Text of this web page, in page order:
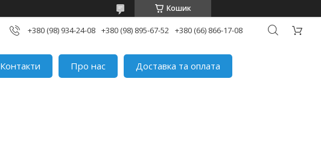
Кошик
+380 (98) 934-24-08 +380 (98) 895-67-52 +380 (66) 866-17-08
Контакти Про нас
Доставка та оплата